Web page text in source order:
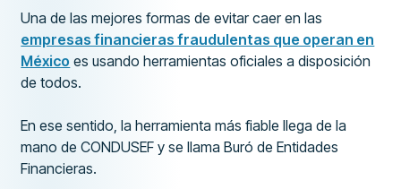
Una de las mejores formas de evitar caer en las
empresas financieras fraudulentas que operan en
México es usando herramientas oficiales a disposición
de todos.
En ese sentido, la herramienta más fiable llega de la
mano de CONDUSEF y se llama Buró de Entidades
Financieras.